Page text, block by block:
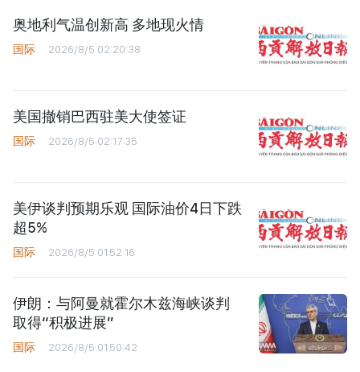
奥地利气温创新高 多地现火情
国际 2026/8/5 02:20:38
美国撤销巴西驻美大使签证
国际 2026/8/5 02:17:35
美伊谈判预期乐观 国际油价4日下跌
超5%
国际 2026/8/5 01:52:16
伊朗：与阿曼就霍尔木兹海峡谈判
取得“积极进展”
国际 2026/8/5 01:50:42